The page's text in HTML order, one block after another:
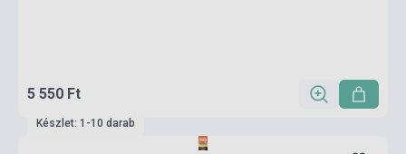
5 550 Ft
Készlet: 1-10 darab